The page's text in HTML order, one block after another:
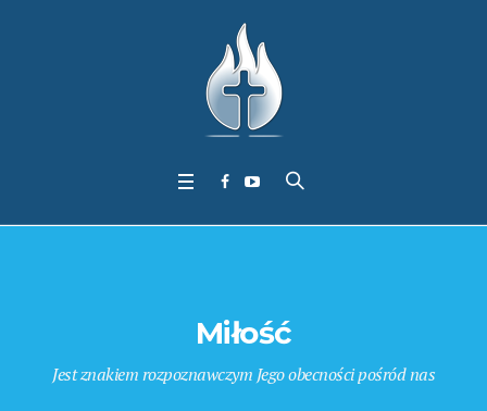
Miłość
Jest znakiem rozpoznawczym Jego obecności pośród nas